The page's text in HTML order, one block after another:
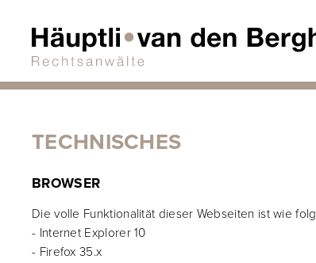
TECHNISCHES
BROWSER
Die volle Funktionalität dieser Webseiten ist wie
- Internet Explorer 10
- Firefox 35.x